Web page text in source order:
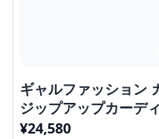
ギャルファッション
ジップアップカーデ
¥24,580